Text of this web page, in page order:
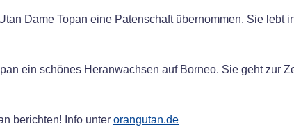
Dame Topan eine Patenschaft übernommen. Sie lebt
ein schönes Heranwachsen auf Borneo. Sie geht zur
berichten! Info unter orangutan.de